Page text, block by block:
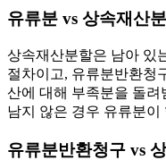
유류분 vs 상속재산
상속재산분할은 남아 있
절차이고, 유류분반환청
산에 대해 부족분을 돌려
남지 않은 경우 유류분이
유류분반환청구 vs